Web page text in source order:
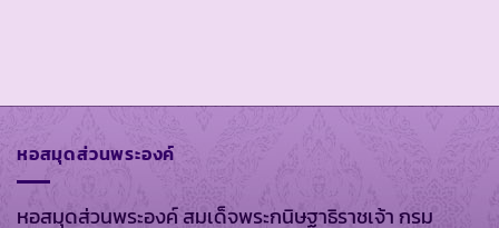
หอสมุดส่วนพระองค์
หอสมุดส่วนพระองค์ สมเด็จพระกนิษฐาธิราชเจ้า กรม